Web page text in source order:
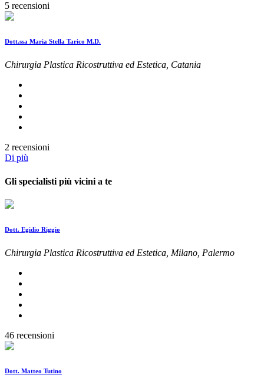
5 recensioni
Dott.ssa Maria Stella Tarico M.D.
Chirurgia Plastica Ricostruttiva ed Estetica, Catania
2 recensioni
Di più
Gli specialisti più vicini a te
Dott. Egidio Riggio
Chirurgia Plastica Ricostruttiva ed Estetica, Milano, Palermo
46 recensioni
Dott. Matteo Tutino